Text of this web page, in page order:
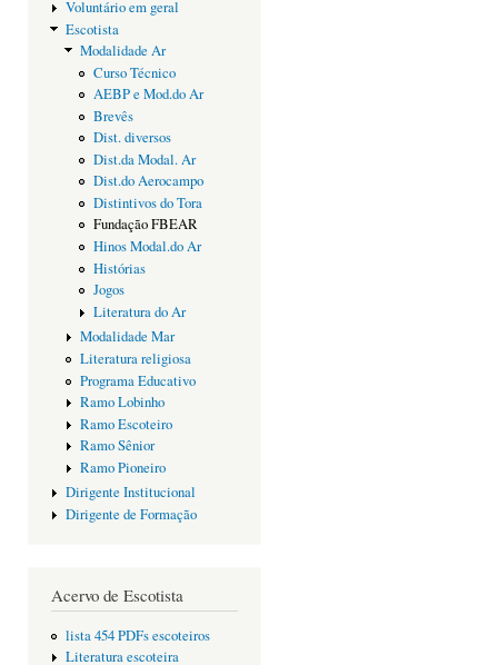
Voluntário em geral
Escotista
Modalidade Ar
Curso Técnico
AEBP e Mod.do Ar
Brevês
Dist. diversos
Dist.da Modal. Ar
Dist.do Aerocampo
Distintivos do Tora
Fundação FBEAR
Hinos Modal.do Ar
Histórias
Jogos
Literatura do Ar
Modalidade Mar
Literatura religiosa
Programa Educativo
Ramo Lobinho
Ramo Escoteiro
Ramo Sênior
Ramo Pioneiro
Dirigente Institucional
Dirigente de Formação
Acervo de Escotista
lista 454 PDFs escoteiros
Literatura escoteira